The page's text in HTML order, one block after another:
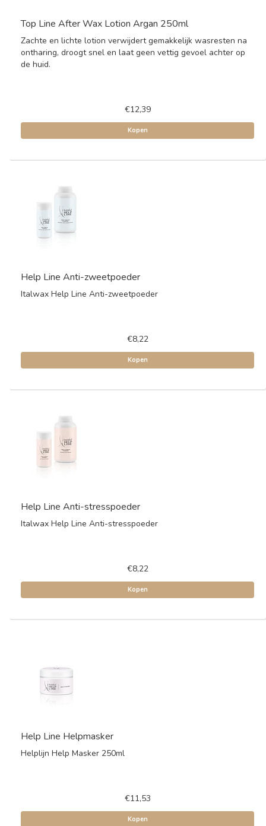
Top Line After Wax Lotion Argan 250ml
Zachte en lichte lotion verwijdert gemakkelijk wasresten na
ontharing, droogt snel en laat geen vettig gevoel achter op
de huid.
€12,39
Kopen
Help Line Anti-zweetpoeder
Italwax Help Line Anti-zweetpoeder
€8,22
Kopen
Help Line Anti-stresspoeder
Italwax Help Line Anti-stresspoeder
€8,22
Kopen
Help Line Helpmasker
Helplijn Help Masker 250ml
€11,53
Kopen